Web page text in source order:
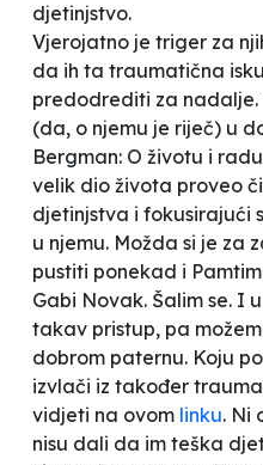
djetinjstvo.
Vjerojatno je triger za
da ih ta traumatična
predodrediti za
(da, o njemu je riječ) u
Bergman: O životu i radu
velik dio života proveo
djetinjstva i fokusirajući
u njemu. Možda si je za
pustiti ponekad i
Gabi Novak. Šalim se. I
takav pristup, pa
dobrom paternu. Koju
izvlači iz također
vidjeti na ovom linku. Ni
nisu dali da im teška